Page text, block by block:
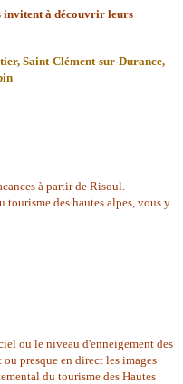
invitent à découvrir leurs
Saint-Clément-sur-Durance,
à partir de Risoul.
des hautes alpes, vous y
ou le niveau d'enneigement des
presque en direct les images
du tourisme des Hautes